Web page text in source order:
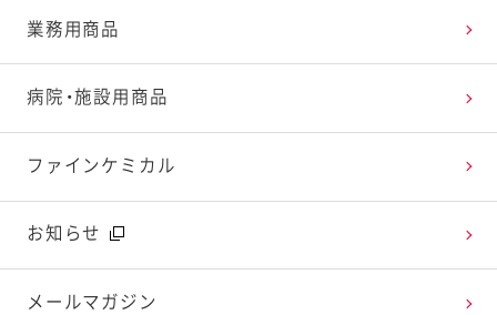
レシピランキング
レシピ動画
今日のレシピギャラリー
オープンキッチン（工場見学）
深谷テラス ヤサイな仲間たちファーム
おたのしみコンテンツ
広告ギャラリー
テレビ・ラジオ
よくお寄せいただくご質問
お客様の声を活かしました
Qummy
キユーピーウエルネス
業務用商品
病院・施設用商品
ファインケミカル
お知らせ
メールマガジン